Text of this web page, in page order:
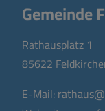
Gemeinde
Rathausplatz 1
85622
E-Mail: